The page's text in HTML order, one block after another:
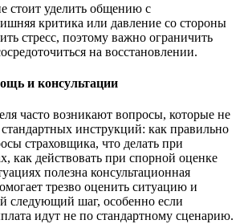
стоит уделить общению с
критика или давление со стороны
стресс, поэтому важно ограничить
на восстановлении.
и консультации
часто возникают вопросы, которые не
инструкций: как правильно
страховщика, что делать при
как действовать при спорной оценке
полезна консультационная
трезво оценить ситуацию и
следующий шаг, особенно если
идут не по стандартному сценарию.